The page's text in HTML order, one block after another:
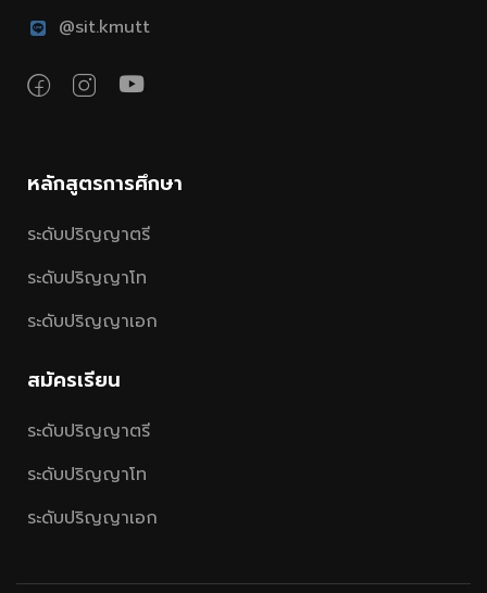
@sit.kmutt
หลักสูตรการศึกษา
ระดับปริญญาตรี
ระดับปริญญาโท
ระดับปริญญาเอก
สมัครเรียน
ระดับปริญญาตรี
ระดับปริญญาโท
ระดับปริญญาเอก